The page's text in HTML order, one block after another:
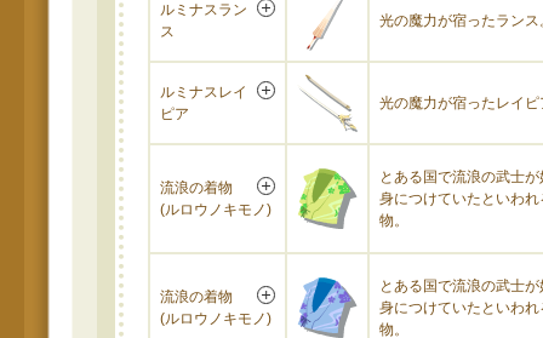
ルミナスラン
ス
光の魔力が宿ったランス
ルミナスレイ
ピア
光の魔力が宿ったレイピ
流浪の着物
(ルロウノキモノ)
とある国で流浪の武士
身につけていたといわれ
物。
流浪の着物
(ルロウノキモノ)
とある国で流浪の武士
身につけていたといわれ
物。